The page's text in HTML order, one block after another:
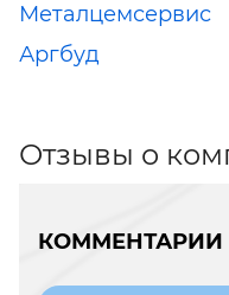
Металцемсервис
Аргбуд
Отзывы о
КОММЕНТАРИИ